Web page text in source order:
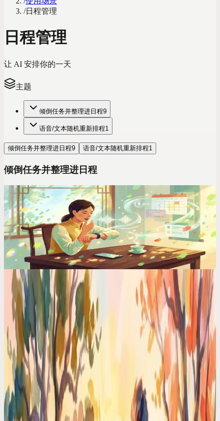
/日程管理
日程管理
让 AI 安排你的一天
主题
倾倒任务并整理进日程9
语音/文本随机重新排程1
倾倒任务并整理进日程9 语音/文本随机重新排程1
倾倒任务并整理进日程
ADHD 专区
Todoist 让我的ADHD更严重了，我现在改用这个
手动输入、颜色标签、优先级小红旗……Todoist 以为你的大
脑像Excel表格一样运转。抱歉，我的大脑真不是。
日历对比
AI日程表背后的科学（以及为什么大多数App都做
错了）
分层任务网络（HTN）、约束满足、强化学习……日程表背
后的AI算法比UI界面重要得多。大多数App只是套了层基础规
则的皮，就敢自称AI。
ADHD 专区
Motion 对决 Codot：我用ADHD大脑实测了这两
款，其中一个让我头痛欲裂